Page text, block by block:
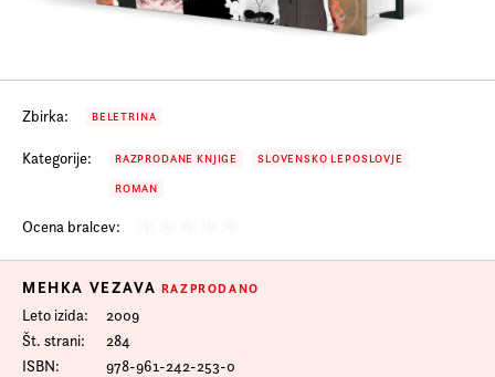
Zbirka: BELETRINA
Kategorije: RAZPRODANE KNJIGE SLOVENSKO LEPOSLOVJE
ROMAN
Ocena bralcev:
MEHKA VEZAVA RAZPRODANO
Leto izida
2009
Št. strani
284
ISBN
978-961-242-253-0